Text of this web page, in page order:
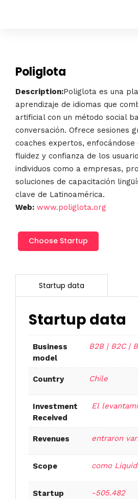
Poliglota
Description:Poliglota es una
aprendizaje de idiomas que
artificial con un método social
conversación. Ofrece sesiones
coaches expertos,
fluidez y confianza de los
individuos como a empresas,
soluciones de capacitación
clave de Latinoamérica.
Web: www.poliglota.org
Poliglota
cantidad
Choose Startup
Startup data
Business
model
B2B | B2C |
Country Chile
Investment
Received
El
Revenues entraron
Scope como
Startup
-505.482